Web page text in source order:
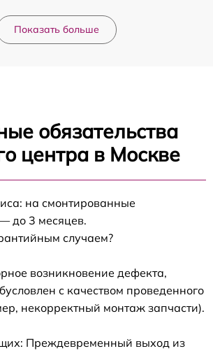
Показать больше
обязательства
центра в Москве
на смонтированные
до 3 месяцев.
случаем?
возникновение дефекта,
с качеством проведенного
некорректный монтаж запчасти).
Преждевременный выход из